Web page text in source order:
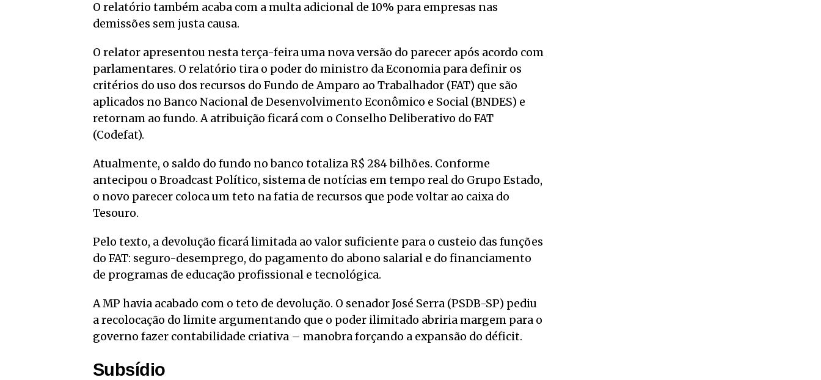
O relatório também acaba com a multa adicional de 10% para empresas nas
demissões sem justa causa.
O relator apresentou nesta terça-feira uma nova versão do parecer após acordo com
parlamentares. O relatório tira o poder do ministro da Economia para definir os
critérios do uso dos recursos do Fundo de Amparo ao Trabalhador (FAT) que são
aplicados no Banco Nacional de Desenvolvimento Econômico e Social (BNDES) e
retornam ao fundo. A atribuição ficará com o Conselho Deliberativo do FAT
(Codefat).
Atualmente, o saldo do fundo no banco totaliza R$ 284 bilhões. Conforme
antecipou o Broadcast Político, sistema de notícias em tempo real do Grupo Estado,
o novo parecer coloca um teto na fatia de recursos que pode voltar ao caixa do
Tesouro.
Pelo texto, a devolução ficará limitada ao valor suficiente para o custeio das funções
do FAT: seguro-desemprego, do pagamento do abono salarial e do financiamento
de programas de educação profissional e tecnológica.
A MP havia acabado com o teto de devolução. O senador José Serra (PSDB-SP) pediu
a recolocação do limite argumentando que o poder ilimitado abriria margem para o
governo fazer contabilidade criativa – manobra forçando a expansão do déficit.
Subsídio